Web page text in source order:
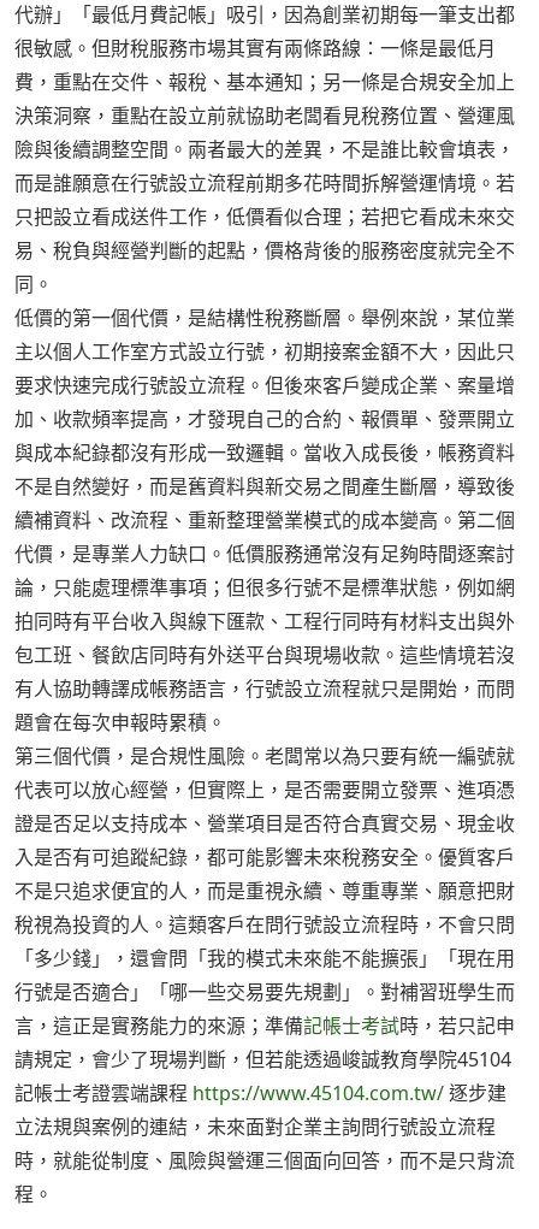
代辦」「最低月費記帳」吸引，因為創業初期每一筆支出都
很敏感。但財稅服務市場其實有兩條路線：一條是最低月
費，重點在交件、報稅、基本通知；另一條是合規安全加上
決策洞察，重點在設立前就協助老闆看見稅務位置、營運風
險與後續調整空間。兩者最大的差異，不是誰比較會填表，
而是誰願意在行號設立流程前期多花時間拆解營運情境。若
只把設立看成送件工作，低價看似合理；若把它看成未來交
易、稅負與經營判斷的起點，價格背後的服務密度就完全不
同。
低價的第一個代價，是結構性稅務斷層。舉例來說，某位業
主以個人工作室方式設立行號，初期接案金額不大，因此只
要求快速完成行號設立流程。但後來客戶變成企業、案量增
加、收款頻率提高，才發現自己的合約、報價單、發票開立
與成本紀錄都沒有形成一致邏輯。當收入成長後，帳務資料
不是自然變好，而是舊資料與新交易之間產生斷層，導致後
續補資料、改流程、重新整理營業模式的成本變高。第二個
代價，是專業人力缺口。低價服務通常沒有足夠時間逐案討
論，只能處理標準事項；但很多行號不是標準狀態，例如網
拍同時有平台收入與線下匯款、工程行同時有材料支出與外
包工班、餐飲店同時有外送平台與現場收款。這些情境若沒
有人協助轉譯成帳務語言，行號設立流程就只是開始，而問
題會在每次申報時累積。
第三個代價，是合規性風險。老闆常以為只要有統一編號就
代表可以放心經營，但實際上，是否需要開立發票、進項憑
證是否足以支持成本、營業項目是否符合真實交易、現金收
入是否有可追蹤紀錄，都可能影響未來稅務安全。優質客戶
不是只追求便宜的人，而是重視永續、尊重專業、願意把財
稅視為投資的人。這類客戶在問行號設立流程時，不會只問
「多少錢」，還會問「我的模式未來能不能擴張」「現在用
行號是否適合」「哪一些交易要先規劃」。對補習班學生而
言，這正是實務能力的來源；準備記帳士考試時，若只記申
請規定，會少了現場判斷，但若能透過峻誠教育學院45104
記帳士考證雲端課程 https://www.45104.com.tw/逐步建
立法規與案例的連結，未來面對企業主詢問行號設立流程
時，就能從制度、風險與營運三個面向回答，而不是只背流
程。